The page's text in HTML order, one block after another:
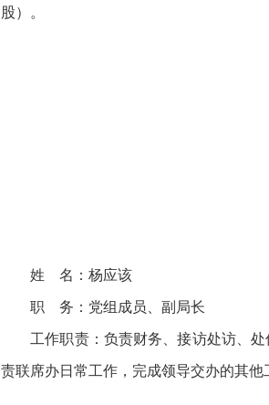
股）。
姓 名：杨应该
职 务：党组成员、副局长
工作职责：负责财务、接访处访、处
责联席办日常工作，完成领导交办的其